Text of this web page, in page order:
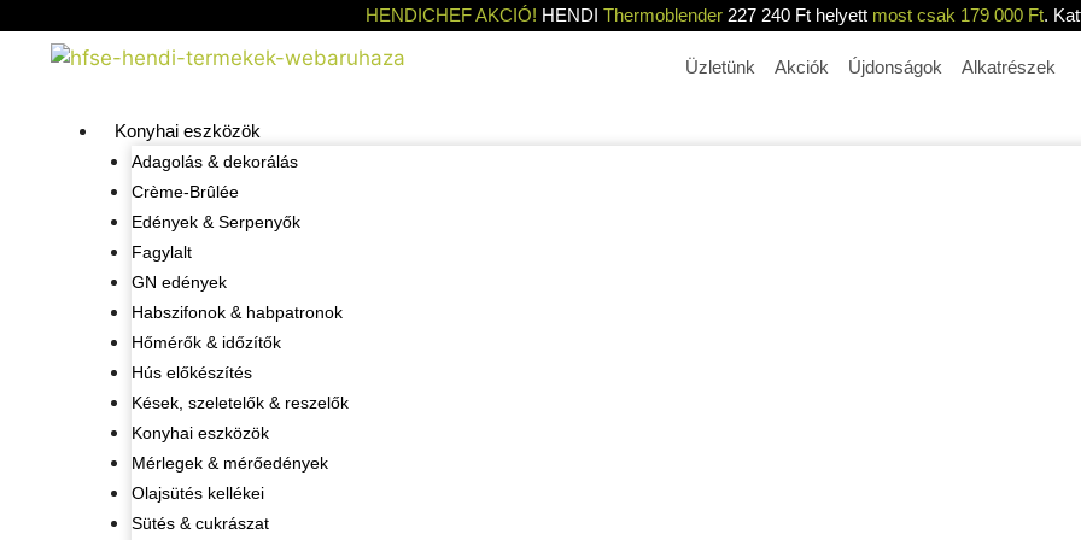
HENDICHEF AKCIÓ! HENDI Thermoblender227 240 Ft helyett most csak 179 000 Ft.
Üzletünk Akciók Újdonságok Alkatrészek
Konyhai eszközök
Adagolás & dekorálás
Crème-Brûlée
Edények & Serpenyők
Fagylalt
GN edények
Habszifonok & habpatronok
Hőmérők & időzítők
Hús előkészítés
Kések, szeletelők & reszelők
Konyhai eszközök
Mérlegek & mérőedények
Olajsütés kellékei
Sütés & cukrászat